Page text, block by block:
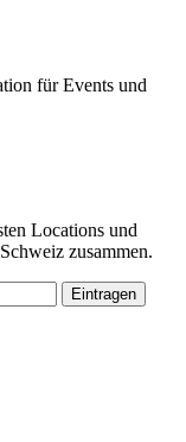
für Events und
Locations und
zusammen.
Eintragen